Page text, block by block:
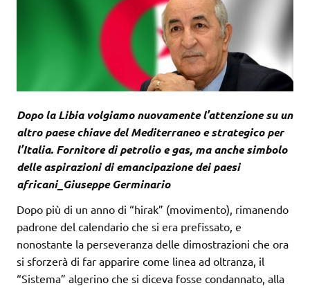
Dopo la Libia volgiamo nuovamente l’attenzione su un
altro paese chiave del Mediterraneo e strategico per
l’Italia. Fornitore di petrolio e gas, ma anche simbolo
delle aspirazioni di emancipazione dei paesi
africani_Giuseppe Germinario
Dopo più di un anno di “hirak” (movimento), rimanendo
padrone del calendario che si era prefissato, e
nonostante la perseveranza delle dimostrazioni che ora
si sforzerà di far apparire come linea ad oltranza, il
“Sistema” algerino che si diceva fosse condannato, alla